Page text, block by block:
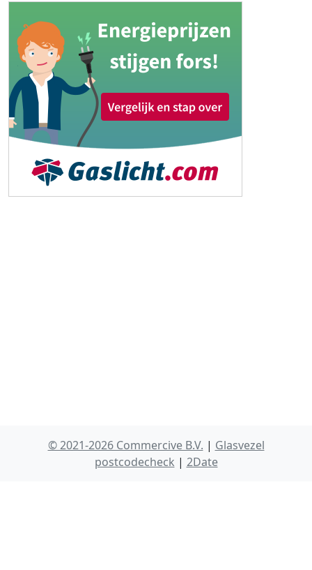
© 2021-2026 Commercive B.V. | Glasvezel
postcodecheck | 2Date